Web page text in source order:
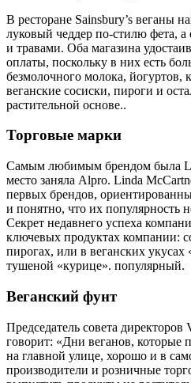
В ресторане Sainsbury’s веганы
луковый чеддер по-стилю фета,
и травами. Оба магазина
оплаты, поскольку в них есть
безмолочного молока,
веганские сосиски, пироги и
растительной основе..
Торговые марки
Самым любимым брендом была
место заняла Alpro. Linda
первых брендов,
и понятно, что их популярность
Секрет недавнего успеха
ключевых продуктах компании:
пирогах, или в веганских укусах
тушеной «курице». популярный.
Веганский фунт
Председатель совета
говорит: «Дни веганов, которые
на главной улице, хорошо и в
производители и розничные